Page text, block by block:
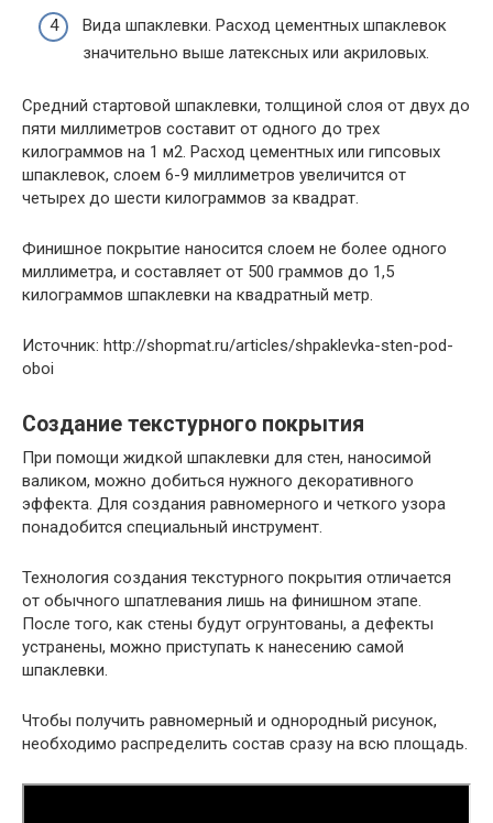
Вида шпаклевки. Расход цементных шпаклевок
значительно выше латексных или акриловых.
Средний стартовой шпаклевки, толщиной слоя от двух до
пяти миллиметров составит от одного до трех
килограммов на 1 м2. Расход цементных или гипсовых
шпаклевок, слоем 6-9 миллиметров увеличится от
четырех до шести килограммов за квадрат.
Финишное покрытие наносится слоем не более одного
миллиметра, и составляет от 500 граммов до 1,5
килограммов шпаклевки на квадратный метр.
Источник: http://shopmat.ru/articles/shpaklevka-sten-pod-
oboi
Создание текстурного покрытия
При помощи жидкой шпаклевки для стен, наносимой
валиком, можно добиться нужного декоративного
эффекта. Для создания равномерного и четкого узора
понадобится специальный инструмент.
Технология создания текстурного покрытия отличается
от обычного шпатлевания лишь на финишном этапе.
После того, как стены будут огрунтованы, а дефекты
устранены, можно приступать к нанесению самой
шпаклевки.
Чтобы получить равномерный и однородный рисунок,
необходимо распределить состав сразу на всю площадь.